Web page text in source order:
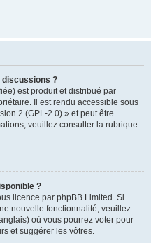
discussions ?
est produit et distribué par
Il est rendu accessible sous
2 (GPL-2.0) » et peut être
veuillez consulter la rubrique
?
licence par phpBB Limited. Si
nouvelle fonctionnalité, veuillez
où vous pourrez voter pour
et suggérer les vôtres.